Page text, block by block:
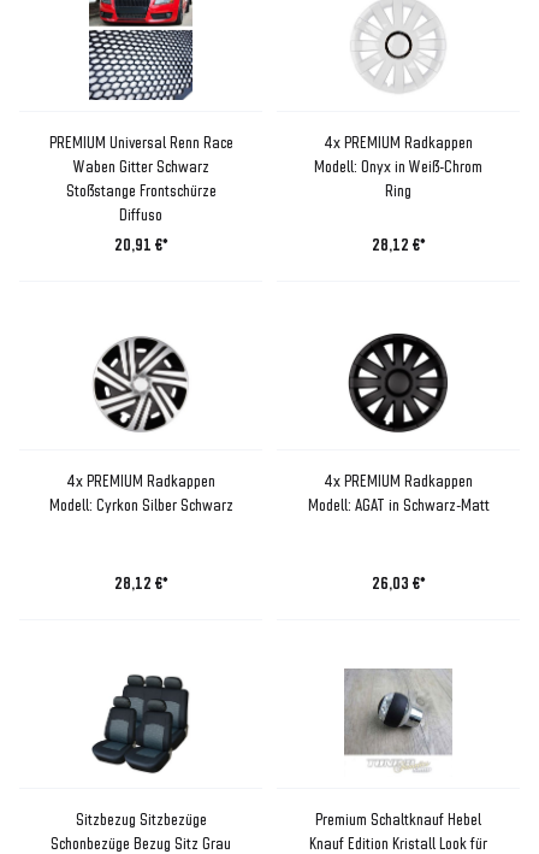
PREMIUM Universal Renn Race
Waben Gitter Schwarz
Stoßstange Frontschürze
Diffuso
20,91 €*
4x PREMIUM Radkappen
Modell: Onyx in Weiß-Chrom
Ring
28,12 €*
4x PREMIUM Radkappen
Modell: Cyrkon Silber Schwarz
28,12 €*
4x PREMIUM Radkappen
Modell: AGAT in Schwarz-Matt
26,03 €*
Sitzbezug Sitzbezüge
Schonbezüge Bezug Sitz Grau
Premium Schaltknauf Hebel
Knauf Edition Kristall Look für